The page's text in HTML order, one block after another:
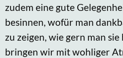
zudem eine gute
besinnen, wofür man
zu zeigen, wie gern man
bringen wir mit wohliger